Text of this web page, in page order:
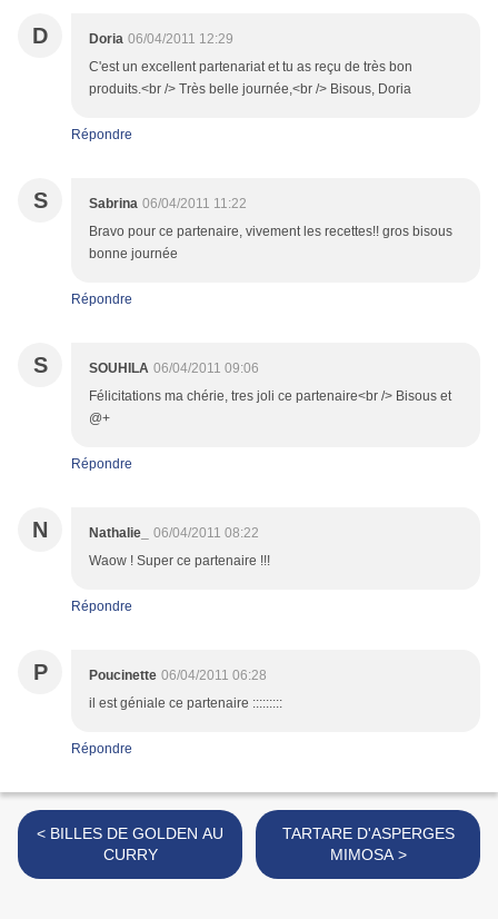
D Doria 06/04/2011 12:29
C'est un excellent partenariat et tu as reçu de très bon
produits.<br /> Très belle journée,<br /> Bisous, Doria
Répondre
S Sabrina 06/04/2011 11:22
Bravo pour ce partenaire, vivement les recettes!! gros bisous
bonne journée
Répondre
S SOUHILA 06/04/2011 09:06
Félicitations ma chérie, tres joli ce partenaire<br /> Bisous et
@+
Répondre
N Nathalie_
06/04/2011 08:22
Waow ! Super ce partenaire !!!
Répondre
P Poucinette 06/04/2011 06:28
il est géniale ce partenaire :::::::::
Répondre
< BILLES DE GOLDEN AU
CURRY
TARTARE D'ASPERGES
MIMOSA >